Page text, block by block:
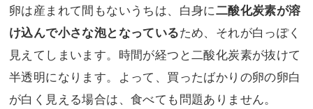
卵は産まれて間もないうちは、白身に二酸化炭素が溶
け込んで小さな泡となっているため、それが白っぽく
見えてしまいます。時間が経つと二酸化炭素が抜けて
半透明になります。よって、買ったばかりの卵の卵白
が白く見える場合は、食べても問題ありません。